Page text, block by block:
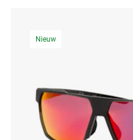
Nieuw